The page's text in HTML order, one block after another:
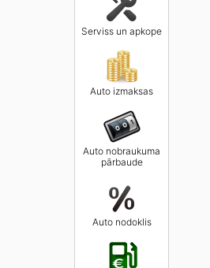
Serviss un apkope
Auto izmaksas
Auto nobraukuma
pārbaude
Auto nodoklis